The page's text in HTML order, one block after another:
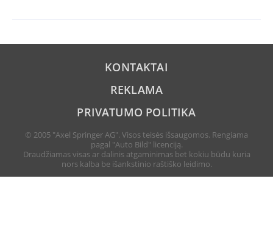
KONTAKTAI
REKLAMA
PRIVATUMO POLITIKA
© 2005 "Axel Springer AG". Visos teisės išsaugomos. Rengiama
pagal "Auto Bild" licenciją.
Draudžiamas visas ar dalinis atgaminimas bet kokiu būdu kuria
nors kalba be išankstinio raštiško leidimo.